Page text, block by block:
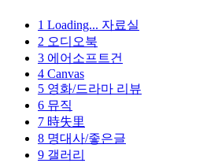
1 Loading... 자료실
2 오디오북
3 에어소프트건
4 Canvas
5 영화/드라마 리뷰
6 뮤직
7 時失里
8 명대사/좋은글
9 갤러리